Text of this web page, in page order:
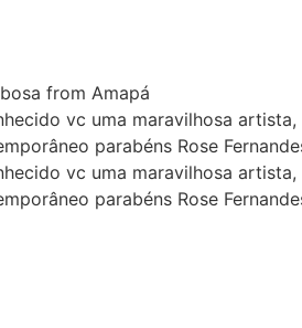
from Amapá
vc uma maravilhosa
parabéns Rose
vc uma maravilhosa
parabéns Rose